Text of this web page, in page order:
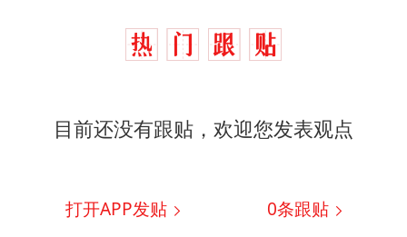
目前还没有跟贴，欢迎您发表观点
打开APP发贴 0条跟贴